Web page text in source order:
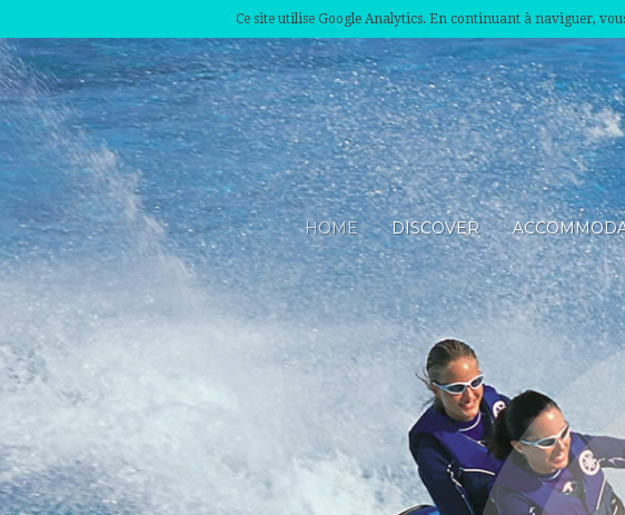
Ce site utilise Google Analytics. En continuant à naviguer,
HOME DISCOVER